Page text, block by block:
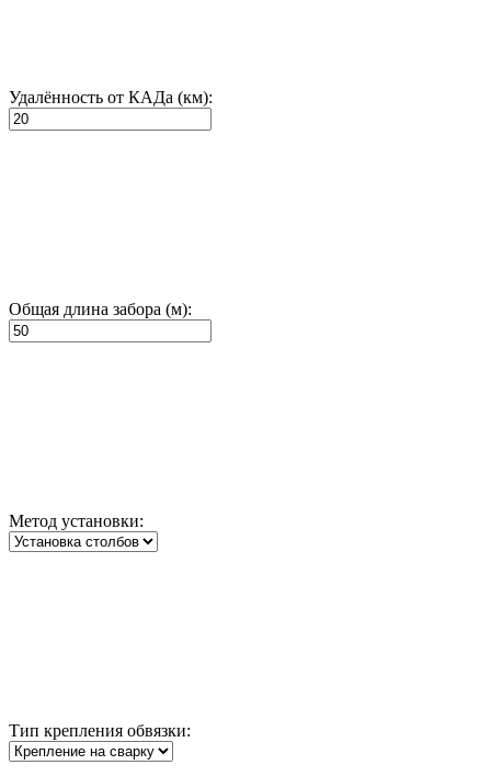
Удалённость от КАДа (км):
Общая длина забора (м):
Метод установки:
Тип крепления обвязки: